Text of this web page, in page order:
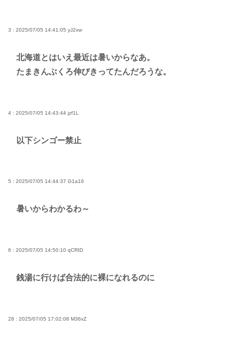
3 : 2025/07/05 14:41:05 yJ2xw
北海道とはいえ最近は暑いからなあ。
たまきんぶくろ伸びきってたんだろうな。
4 : 2025/07/05 14:43:44 jzf1L
以下シンゴー禁止
5 : 2025/07/05 14:44:37 G1a16
暑いからわかるわ～
6 : 2025/07/05 14:50:10 qCRID
銭湯に行けば合法的に裸になれるのに
28 : 2025/07/05 17:02:08 M36xZ